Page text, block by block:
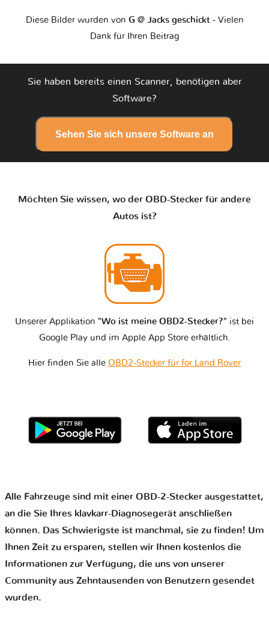
Diese Bilder wurden von G @ Jacks geschickt - Vielen
Dank für Ihren Beitrag
Sie haben bereits einen Scanner, benötigen aber
Software?
Sehen Sie sich unsere Software an
Möchten Sie wissen, wo der OBD-Stecker für andere
Autos ist?
Unserer Applikation "Wo ist meine OBD2-Stecker?" ist bei
Google Play und im Apple App Store erhältlich.
Hier finden Sie alle OBD2-Stecker für for Land Rover
Alle Fahrzeuge sind mit einer OBD-2-Stecker ausgestattet,
an die Sie Ihres klavkarr-Diagnosegerät anschließen
können. Das Schwierigste ist manchmal, sie zu finden! Um
Ihnen Zeit zu ersparen, stellen wir Ihnen kostenlos die
Informationen zur Verfügung, die uns von unserer
Community aus Zehntausenden von Benutzern gesendet
wurden.